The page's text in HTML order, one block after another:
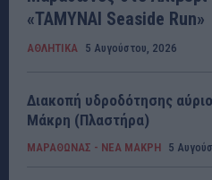
«ΤΑΜΥΝΑΙ Seaside Run»
ΑΘΛΗΤΙΚΑ 5 Αυγούστου, 2026
Διακοπή υδροδότησης
Μάκρη (Πλαστήρα)
ΜΑΡΑΘΩΝΑΣ - ΝΕΑ ΜΑΚΡΗ 5